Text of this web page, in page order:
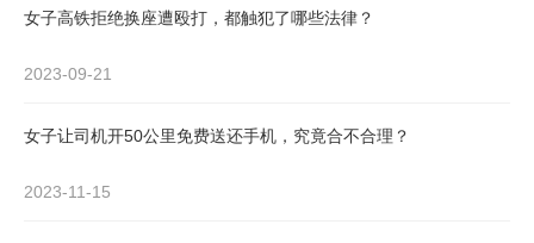
女子高铁拒绝换座遭殴打，都触犯了哪些法律？
2023-09-21
女子让司机开50公里免费送还手机，究竟合不合理？
2023-11-15